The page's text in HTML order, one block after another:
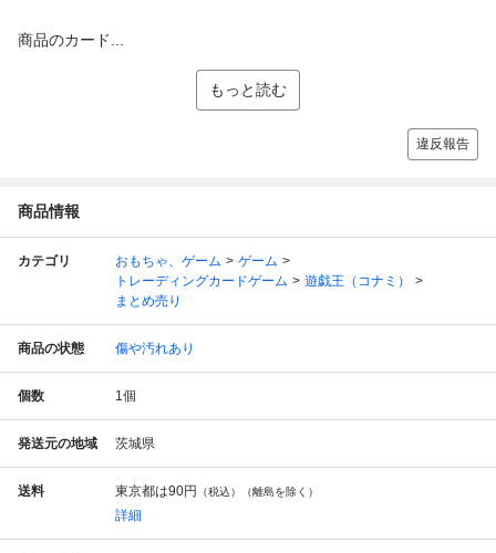
商品のカード...
もっと読む
違反報告
商品情報
カテゴリ おもちゃ、ゲーム
ゲーム
トレーディングカードゲーム
遊戯王（コナミ）
まとめ売り
商品の状態 傷や汚れあり
個数 1個
発送元の地域 茨城県
送料 東京都は90円 （税込）（離島を除く）
詳細